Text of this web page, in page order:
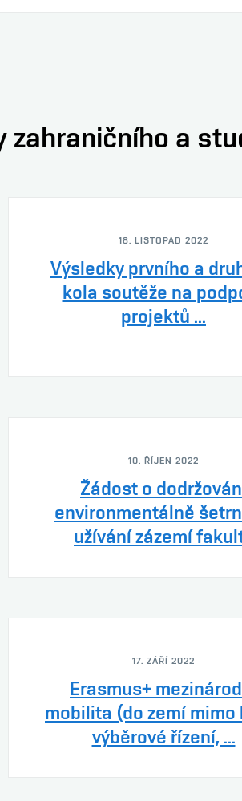
zahraničního a
18. LISTOPAD 2022
Výsledky prvního a
kola soutěže na
projektů ...
10. ŘÍJEN 2022
Žádost o
environmentálně
užívání zázemí
17. ZÁŘÍ 2022
Erasmus+
mobilita (do zemí mimo
výběrové řízení, ...